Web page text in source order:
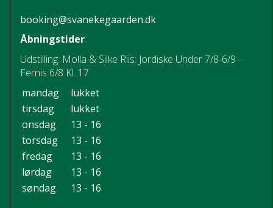
booking@svanekegaarden.dk
Åbningstider
Udstilling: Molla & Silke Riis: Jordiske Under 7/8-6/9 -
Fernis 6/8 Kl. 17
mandag
lukket
tirsdag
lukket
onsdag
13 - 16
torsdag
13 - 16
fredag
13 - 16
lørdag
13 - 16
søndag
13 - 16